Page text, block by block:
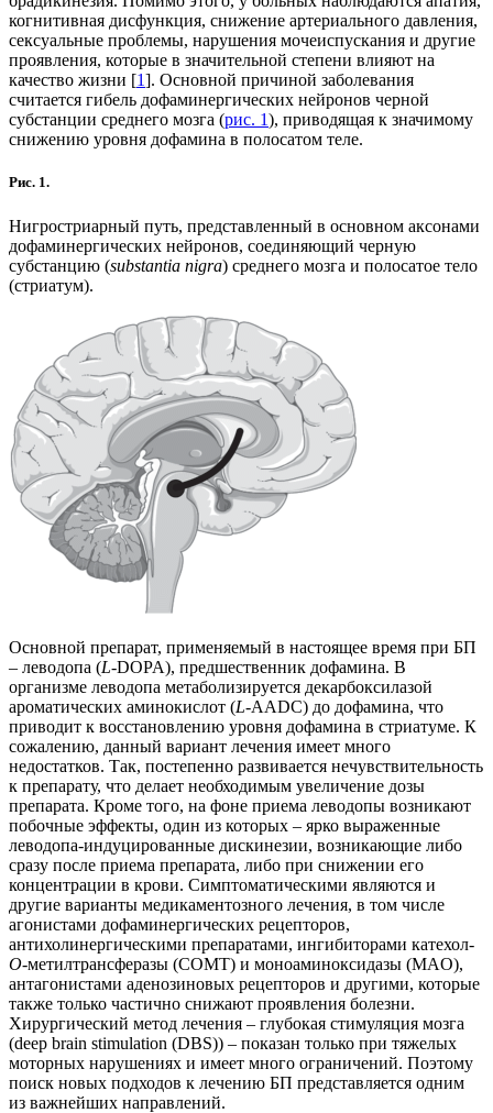
когнитивная дисфункция, снижение артериального давления,
сексуальные проблемы, нарушения мочеиспускания и другие
проявления, которые в значительной степени влияют на
качество жизни [1]. Основной причиной заболевания
считается гибель дофаминергических нейронов черной
субстанции среднего мозга (рис. 1), приводящая к значимому
снижению уровня дофамина в полосатом теле.
Рис. 1.
Нигростриарный путь, представленный в основном аксонами
дофаминергических нейронов, соединяющий черную
субстанцию (substantia nigra) среднего мозга и полосатое тело
(стриатум).
Основной препарат, применяемый в настоящее время при БП
– леводопа (L-DOPA), предшественник дофамина. В
организме леводопа метаболизируется декарбоксилазой
ароматических аминокислот (L-AADC) до дофамина, что
приводит к восстановлению уровня дофамина в стриатуме. К
сожалению, данный вариант лечения имеет много
недостатков. Так, постепенно развивается нечувствительность
к препарату, что делает необходимым увеличение дозы
препарата. Кроме того, на фоне приема леводопы возникают
побочные эффекты, один из которых – ярко выраженные
леводопа-индуцированные дискинезии, возникающие либо
сразу после приема препарата, либо при снижении его
концентрации в крови. Симптоматическими являются и
другие варианты медикаментозного лечения, в том числе
агонистами дофаминергических рецепторов,
антихолинергическими препаратами, ингибиторами катехол-
О-метилтрансферазы (COMT) и моноаминоксидазы (MAO),
антагонистами аденозиновых рецепторов и другими, которые
также только частично снижают проявления болезни.
Хирургический метод лечения – глубокая стимуляция мозга
(deep brain stimulation (DBS)) – показан только при тяжелых
моторных нарушениях и имеет много ограничений. Поэтому
поиск новых подходов к лечению БП представляется одним
из важнейших направлений.